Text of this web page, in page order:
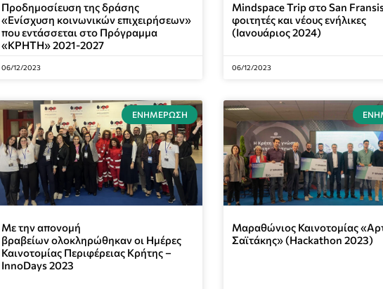
Προδημοσίευση της δράσης
«Ενίσχυση κοινωνικών επιχειρήσεων»
που εντάσσεται στο Πρόγραμμα
«ΚΡΗΤΗ» 2021-2027
06/12/2023
Mindspace Trip στο San
φοιτητές και νέους ενήλικες
(Ιανουάριος 2024)
06/12/2023
ΕΝΗΜΈΡΩΣΗ
Με την απονομή
βραβείων ολοκληρώθηκαν οι Ημέρες
Καινοτομίας Περιφέρειας Κρήτης –
InnoDays 2023
Μαραθώνιος Καινοτομίας
Σαϊτάκης» (Hackathon 2023)